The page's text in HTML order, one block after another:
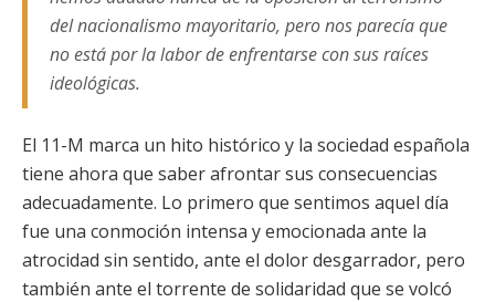
del nacionalismo mayoritario, pero nos parecía que
no está por la labor de enfrentarse con sus raíces
ideológicas.
El 11-M marca un hito histórico y la sociedad española
tiene ahora que saber afrontar sus consecuencias
adecuadamente. Lo primero que sentimos aquel día
fue una conmoción intensa y emocionada ante la
atrocidad sin sentido, ante el dolor desgarrador, pero
también ante el torrente de solidaridad que se volcó